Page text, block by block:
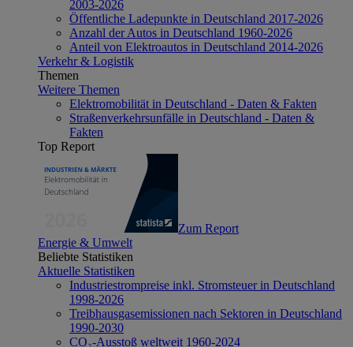
2003-2026
Öffentliche Ladepunkte in Deutschland 2017-2026
Anzahl der Autos in Deutschland 1960-2026
Anteil von Elektroautos in Deutschland 2014-2026
Verkehr & Logistik
Themen
Weitere Themen
Elektromobilität in Deutschland - Daten & Fakten
Straßenverkehrsunfälle in Deutschland - Daten &
Fakten
Top Report
Zum Report
Energie & Umwelt
Beliebte Statistiken
Aktuelle Statistiken
Industriestrompreise inkl. Stromsteuer in Deutschland
1998-2026
Treibhausgasemissionen nach Sektoren in Deutschland
1990-2030
CO₂-Ausstoß weltweit 1960-2024